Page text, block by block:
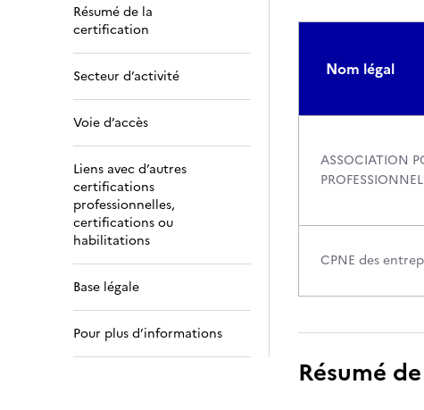
Résumé de la
certification
Secteur d’activité
Voie d’accès
Liens avec d’autres
certifications
professionnelles,
certifications ou
habilitations
Base légale
Pour plus d’informations
Nom légal
ASSOCIATION
CPNE des
Résumé